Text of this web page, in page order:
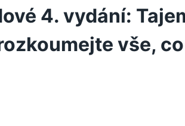
4. vydání:
vše,